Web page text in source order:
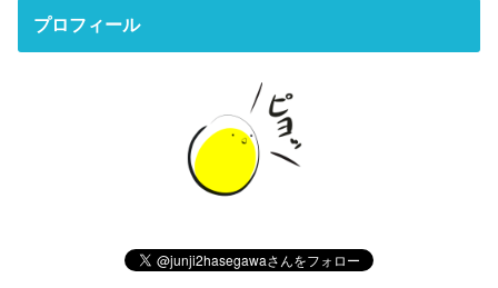
プロフィール